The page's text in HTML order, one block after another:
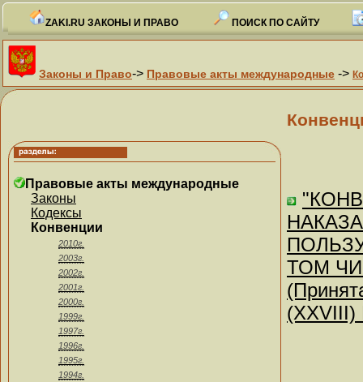
ZAKI.RU ЗАКОНЫ И ПРАВО ПОИСК ПО САЙТУ
Законы и Право-> Правовые акты международные ->
Правовые акты международные
Законы
Кодексы
Конвенции
2010г.
2003г.
2002г.
2001г.
2000г.
1999г.
1997г.
1996г.
1995г.
1994г.
ТОМ